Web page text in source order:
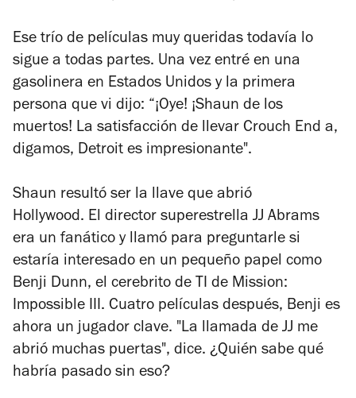
Ese trío de películas muy queridas todavía lo
sigue a todas partes. Una vez entré en una
gasolinera en Estados Unidos y la primera
persona que vi dijo: “¡Oye! ¡Shaun de los
muertos! La satisfacción de llevar Crouch End a,
digamos, Detroit es impresionante".
Shaun resultó ser la llave que abrió
Hollywood. El director superestrella JJ Abrams
era un fanático y llamó para preguntarle si
estaría interesado en un pequeño papel como
Benji Dunn, el cerebrito de TI de Mission:
Impossible III. Cuatro películas después, Benji es
ahora un jugador clave. "La llamada de JJ me
abrió muchas puertas", dice. ¿Quién sabe qué
habría pasado sin eso?